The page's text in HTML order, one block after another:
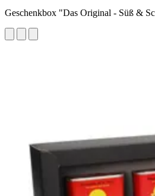
Geschenkbox "Das Original - Süß &